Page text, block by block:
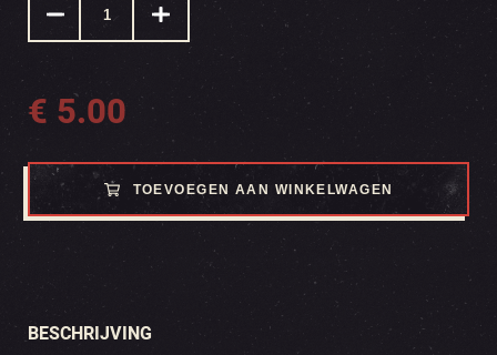
€ 5.00
TOEVOEGEN AAN WINKELWAGEN
BESCHRIJVING